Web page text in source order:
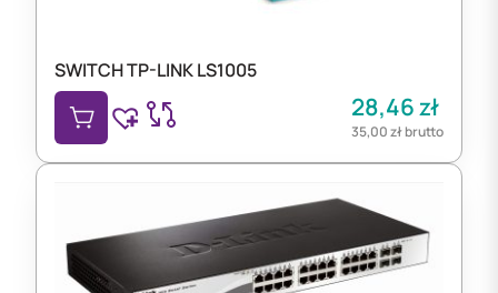
SWITCH TP-LINK LS1005
28,46zł
35,00złbrutto